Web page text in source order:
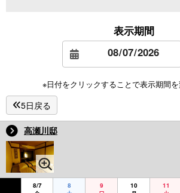
表示期間
※日付をクリックすることで表示期間
5日戻る
高瀬川邸
8/7
8
9
10
11